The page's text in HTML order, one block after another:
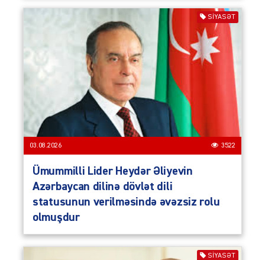
SIYASƏT
03.08.2026 3522
Ümummilli Lider Heydər Əliyevin
Azərbaycan dilinə dövlət dili
statusunun verilməsində əvəzsiz rolu
olmuşdur
SIYASƏT